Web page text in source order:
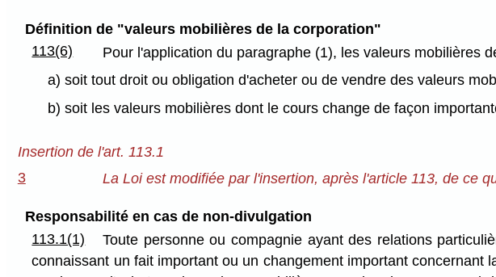
Définition de "valeurs mobilières de la corporation"
113(6)
Pour l'application du paragraphe (1), les valeurs mobilières
a) soit tout droit ou obligation d'acheter ou de vendre des valeurs
b) soit les valeurs mobilières dont le cours change de façon
Insertion de l'art. 113.1
3
La Loi est modifiée par l'insertion, après l'article 113, de ce
Responsabilité en cas de non-divulgation
113.1(1)
Toute personne ou compagnie ayant des relations
connaissant un fait important ou un changement important